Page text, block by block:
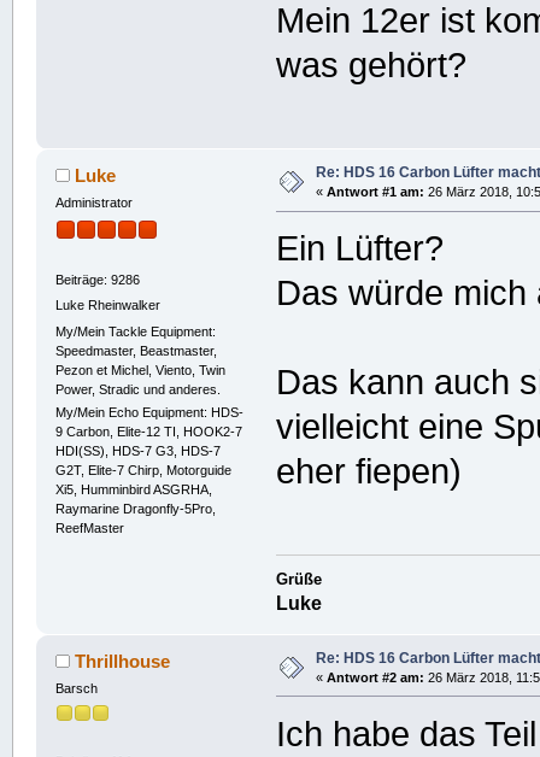
Mein 12er ist
was gehört?
Luke
Administrator
Beiträge: 9286
Luke Rheinwalker
My/Mein Tackle Equipment:
Speedmaster, Beastmaster,
Pezon et Michel, Viento, Twin
Power, Stradic und anderes.
My/Mein Echo Equipment: HDS-
9 Carbon, Elite-12 TI, HOOK2-7
HDI(SS), HDS-7 G3, HDS-7
G2T, Elite-7 Chirp, Motorguide
Xi5, Humminbird ASGRHA,
Raymarine Dragonfly-5Pro,
ReefMaster
Re: HDS 16 Carbon Lüfter
« Antwort #1 am: 26 März 2018,
Ein Lüfter?
Das würde
Das kann auch
vielleicht eine
eher fiepen)
Grüße
Luke
Thrillhouse
Barsch
Re: HDS 16 Carbon Lüfter
« Antwort #2 am: 26 März 2018,
Ich habe das